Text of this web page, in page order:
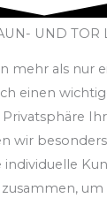
UND TOR
mehr als nur
einen
wir
individuelle